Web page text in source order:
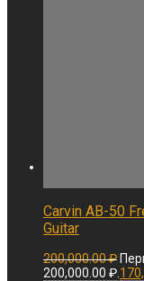
Carvin AB-50
Guitar
200,000.00₽
200,000.00 ₽.